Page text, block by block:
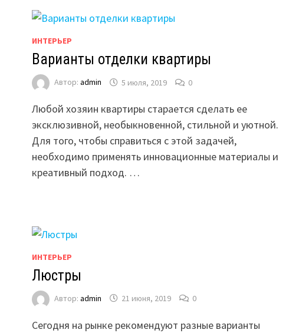
ИНТЕРЬЕР
Варианты отделки квартиры
Автор: admin 5 июля, 2019 0
Любой хозяин квартиры старается сделать ее
эксклюзивной, необыкновенной, стильной и уютной.
Для того, чтобы справиться с этой задачей,
необходимо применять инновационные материалы и
креативный подход. …
ИНТЕРЬЕР
Люстры
Автор: admin 21 июня, 2019 0
Сегодня на рынке рекомендуют разные варианты